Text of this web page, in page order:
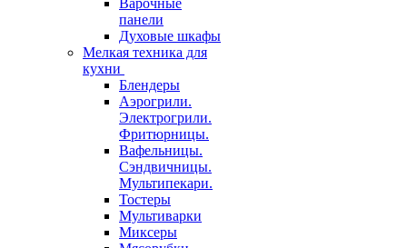
Варочные
панели
Духовые шкафы
Мелкая техника для
кухни
Блендеры
Аэрогрили.
Электрогрили.
Фритюрницы.
Вафельницы.
Сэндвичницы.
Мультипекари.
Тостеры
Мультиварки
Миксеры